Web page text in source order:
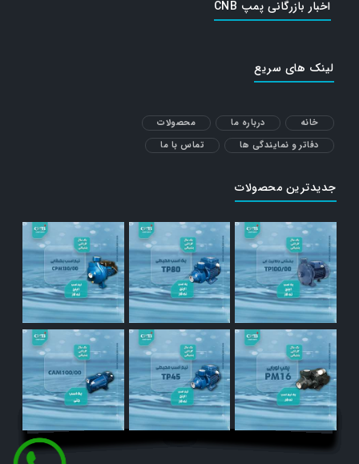
اخبار بازرگانی پمپ CNB
لینک های سریع
خانه درباره ما
محصولات
دفاتر و نمایندگی ها
تماس با ما
جدیدترین محصولات